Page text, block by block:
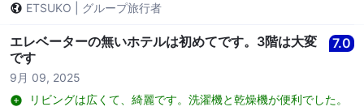
ETSUKO グループ旅行者
エレベーターの無いホテルは初めてです。3階は大変
です
7.0
9月 09, 2025
リビングは広くて、綺麗です。洗濯機と乾燥機が便利でした。